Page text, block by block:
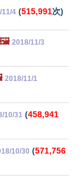
11/4 (515,991次)
🖼️ 2018/11/3
2018/11/1
10/31 (458,941
10/30 (571,756